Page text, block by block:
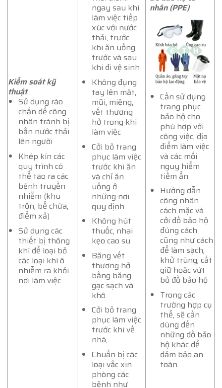
Kiểm soát kỹ
thuật
Sử dụng rào
chắn để công
nhân tránh bị
bắn nước thải
lên người
Khép kín các
quy trình có
thể tạo ra các
bệnh truyền
nhiễm (khu
trộn, bể chứa,
điểm xả)
Sử dụng các
thiết bị thông
khí để loại bỏ
các loại khí ô
nhiễm ra khỏi
nơi làm việc
ngay sau khi
làm việc tiếp
xúc với nước
thải, trước
khi ăn uống,
trước và sau
khi đi vệ sinh
Không đụng
tay lên mặt,
mũi, miệng,
vết thương
hở trong khi
làm việc
Cởi bỏ trang
phục làm việc
trước khi ăn
và chỉ ăn
uống ở
những nơi
quy định
Không hút
thuốc, nhai
kẹo cao su
Băng vết
thương hở
bằng băng
gạc sạch và
khô
Cởi bỏ trang
phục làm việc
trước khi về
nhà,
Chuẩn bị các
loại vắc xin
phòng các
bệnh như
nhân (PPE)
Cần sử dụng
trang phục
bảo hộ cho
phù hợp với
công việc, địa
điểm làm việc
và các mối
nguy hiểm
tiềm ẩn
Hướng dẫn
công nhân
cách mặc và
cởi đồ bảo hộ
đúng cách
cũng như cách
để làm sạch,
khử trùng, cất
giữ hoặc vứt
bỏ đồ bảo hộ
Trong các
trường hợp cụ
thể, sẽ cần
dùng đến
những đồ bảo
hộ khác để
đảm bảo an
toàn